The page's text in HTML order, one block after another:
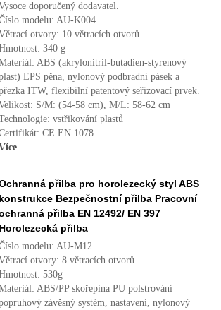
doporučený dodavatel.
modelu: AU-K004
otvory: 10 větracích otvorů
340 g
ABS (akrylonitril-butadien-styrenový
EPS pěna, nylonový podbradní pásek a
ITW, flexibilní patentový seřizovací prvek.
S/M: (54-58 cm), M/L: 58-62 cm
vstřikování plastů
CE EN 1078
přilba pro horolezecký styl ABS
konstrukce Bezpečnostní přilba Pracovní
přilba EN 12492/ EN 397
Horolezecká přilba
modelu: AU-M12
otvory: 8 větracích otvorů
530g
ABS/PP skořepina PU polstrování
závěsný systém, nastavení, nylonový